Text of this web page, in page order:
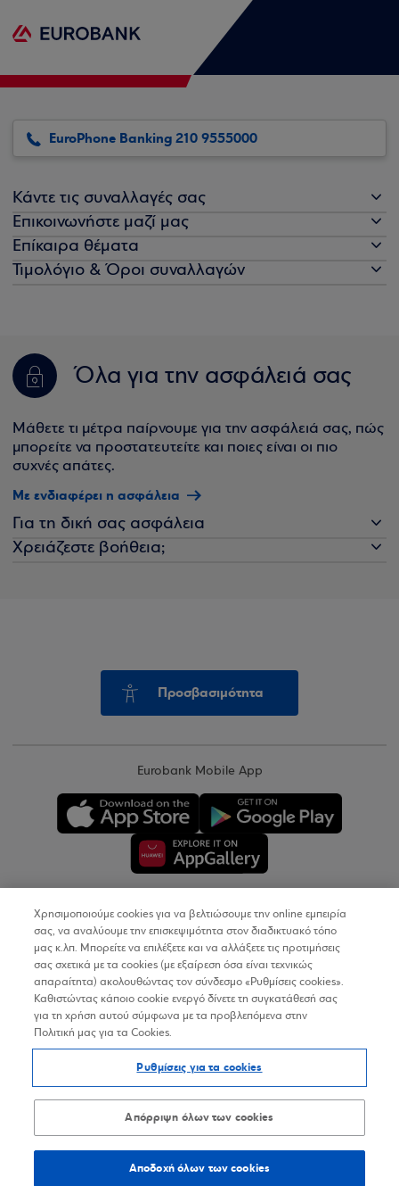
EuroPhone Banking 210 9555000
Κάντε τις συναλλαγές σας
Επικοινωνήστε μαζί μας
Επίκαιρα θέματα
Τιμολόγιο & Όροι συναλλαγών
Όλα για την ασφάλειά σας
Μάθετε τι μέτρα παίρνουμε για την ασφάλειά σας, πώς
μπορείτε να προστατευτείτε και ποιες είναι οι πιο
συχνές απάτες.
Με ενδιαφέρει η ασφάλεια
Για τη δική σας ασφάλεια
Χρειάζεστε βοήθεια;
Προσβασιμότητα
Eurobank Mobile App
Copyright © 2026
Όροι Χρήσης
Προσωπικά Δεδομένα στον Διαδικτυακό Τόπο
Δήλωση Προσβασιμότητας
Sitemap
Χρησιμοποιούμε cookies για να βελτιώσουμε την online εμπειρία
σας, να αναλύουμε την επισκεψιμότητα στον διαδικτυακό τόπο
μας κ.λπ. Μπορείτε να επιλέξετε και να αλλάξετε τις προτιμήσεις
σας σχετικά με τα cookies (με εξαίρεση όσα είναι τεχνικώς
απαραίτητα) ακολουθώντας τον σύνδεσμο «Ρυθμίσεις cookies».
Καθιστώντας κάποιο cookie ενεργό δίνετε τη συγκατάθεσή σας
για τη χρήση αυτού σύμφωνα με τα προβλεπόμενα στην
Πολιτική μας για τα Cookies.
Ρυθμίσεις για τα cookies
Απόρριψη όλων των cookies
Αποδοχή όλων των cookies